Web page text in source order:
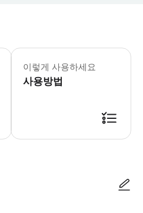
이렇게 사용하세요
사용방법